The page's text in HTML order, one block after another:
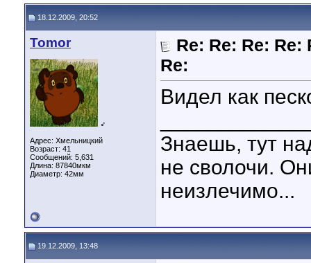
18.12.2009, 20:52
Tomor
♂
Адрес: Хмельницкий
Возраст: 41
Сообщений: 5,631
Длина: 87840мкм
Диаметр: 42мм
Re: Re: Re: Re:
Re:
Видел как
Знаешь, тут
не сволочи.
неизлечимо...
19.12.2009, 13:48